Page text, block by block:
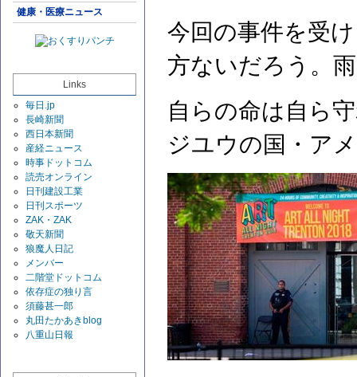
健康・医療ニュース
Links
毎日.jp
長崎新聞
西日本新聞
産経ニュース
時事ドットコム
読売オンライン
日刊建設工業
日刊スポーツ
ZAK・ZAK
敬天新聞
狼魔人日記
メンバー
二階堂ドットコム
依存症の独り言
須藤甚一郎
丸田たかあきblog
八重山日報
今回の事件を受
方ないだろう。
自らの命は自ら
ジユウの国・ア